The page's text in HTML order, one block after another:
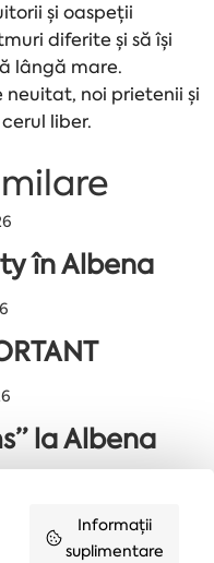
și oaspeții
diferite și să își
lângă mare.
noi prietenii și
liber.
în Albena
la Albena
în căsuța de e-mail
Informații
suplimentare